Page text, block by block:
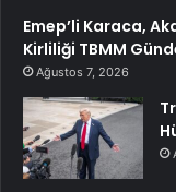
Emep’li Karaca,
Kirliliği TBMM
Ağustos 7, 2026